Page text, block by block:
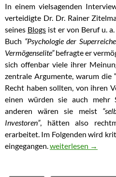
In einem vielsagenden
verteidigte Dr. Dr. Rainer
seines Blogs ist er von Beruf u.
Buch “Psychologie der
Vermögenselite”befragte er
sich offenbar viele ihrer
zentrale Argumente, warum die
Recht haben sollten, von ihren
einen würden sie auch mehr
anderen wären sie meist
Investoren”, hätten also
erarbeitet. Im Folgenden wird
eingegangen.Superreiche zahlen
weiterlesen →